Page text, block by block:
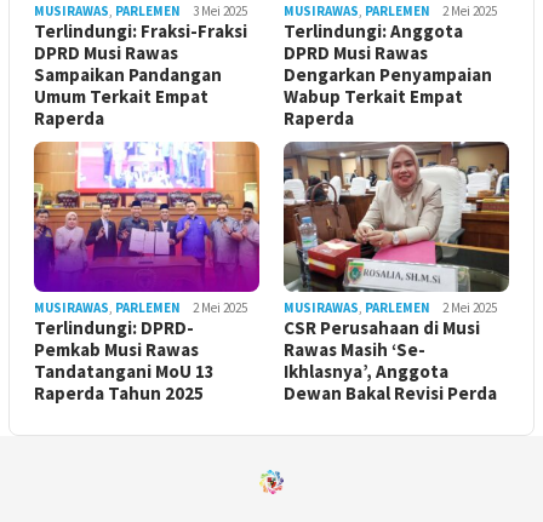
MUSIRAWAS PARLEMEN 3 Mei 2025
Terlindungi: Fraksi-Fraksi
DPRD Musi Rawas
Sampaikan Pandangan
Umum Terkait Empat
Raperda
MUSIRAWAS PARLEMEN 2 Mei 2025
Terlindungi: Anggota
DPRD Musi Rawas
Dengarkan Penyampaian
Wabup Terkait Empat
Raperda
MUSIRAWAS PARLEMEN 2 Mei 2025
Terlindungi: DPRD-
Pemkab Musi Rawas
Tandatangani MoU 13
Raperda Tahun 2025
MUSIRAWAS PARLEMEN 2 Mei 2025
CSR Perusahaan di Musi
Rawas Masih ‘Se-
Ikhlasnya’, Anggota
Dewan Bakal Revisi Perda ‎